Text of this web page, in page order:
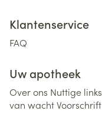
Klantenservice
FAQ
Uw apotheek
Over ons Nuttige links
van wachtVoorschrift